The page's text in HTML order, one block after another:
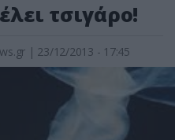
τσιγάρο!
| 23/12/2013 - 17:45